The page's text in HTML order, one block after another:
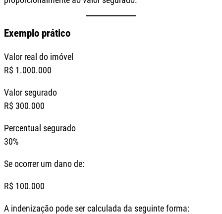
Exemplo prático
Valor real do imóvel
R$ 1.000.000
Valor segurado
R$ 300.000
Percentual segurado
30%
Se ocorrer um dano de:
R$ 100.000
A indenização pode ser calculada da seguinte forma: